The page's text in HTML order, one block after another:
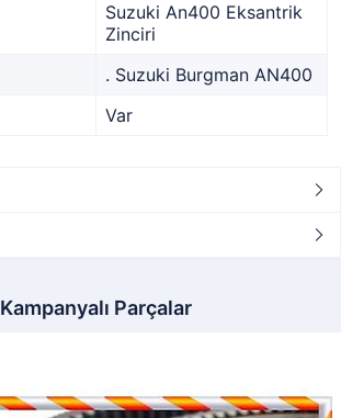
Suzuki An400 Eksantrik
Zinciri
. Suzuki Burgman AN400
Var
Kampanyalı Parçalar